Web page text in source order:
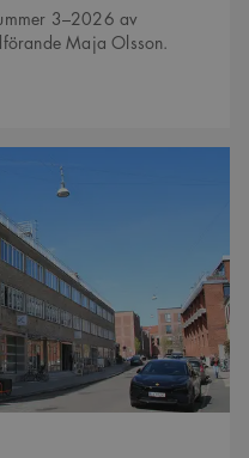
3–2026 av
Maja Olsson.